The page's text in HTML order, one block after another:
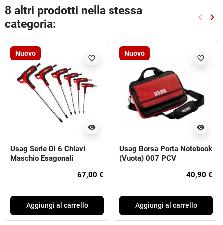
8 altri prodotti nella stessa
categoria:
keyboard_arrow_left keyboard_arrow_right
Nuovo
visibility
favorite_border
Usag Serie Di 6 Chiavi
Maschio Esagonali
67,00 €
Aggiungi al carrello
Nuovo
visibility
favorite_border
Usag Borsa Porta Notebook
(Vuota) 007 PCV
40,90 €
Aggiungi al carrello